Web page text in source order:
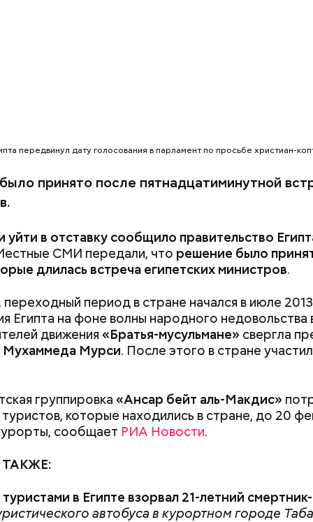
передвинул дату голосования в парламент по просьбе христиан-
принято после пятнадцатиминутной
в отставку сообщило правительство
СМИ передали, что решение было
длилась встреча египетских министров.
период в стране начался в июле
Египта на фоне волны народного недовольства
движения «Братья-мусульмане» свергла
Мухаммеда Мурси. После этого в стране
группировка«Ансар бейт аль-Макдис»
туристов, которые находились в стране, до 20
сообщает РИА Новости.
в Египте взорвал 21-летний
автобуса в курортном городе
Житие, преподобный родился в городке
проникся христианской религией и рано
свою жизнь Богу. Целыми днями отрок
вечерам молился и читал книги. Его дядя, епископ
священника. Все богатства, полученные в
Николай отдал на дела милосердия. Со
предание, совершая паломничество в Иерусалим,
по просьбе отчаявшихся путников молитвой
море.
и картофеля с яблоками
«Тяжелейшая
психоэмоциональная травма
для мужчины»: что такое
проезжей части:
легковушка